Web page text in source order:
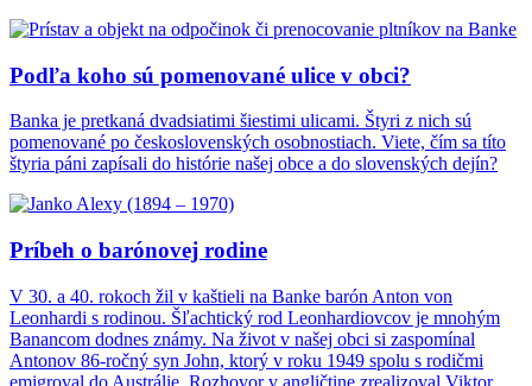
Podľa koho sú pomenované ulice v obci?
Banka je pretkaná dvadsiatimi šiestimi ulicami. Štyri z nich sú
pomenované po československých osobnostiach. Viete, čím sa títo
štyria páni zapísali do histórie našej obce a do slovenských dejín?
Príbeh o barónovej rodine
V 30. a 40. rokoch žil v kaštieli na Banke barón Anton von
Leonhardi s rodinou. Šľachtický rod Leonhardiovcov je mnohým
Banancom dodnes známy. Na život v našej obci si zaspomínal
Antonov 86-ročný syn John, ktorý v roku 1949 spolu s rodičmi
emigroval do Austrálie. Rozhovor v angličtine zrealizoval Viktor